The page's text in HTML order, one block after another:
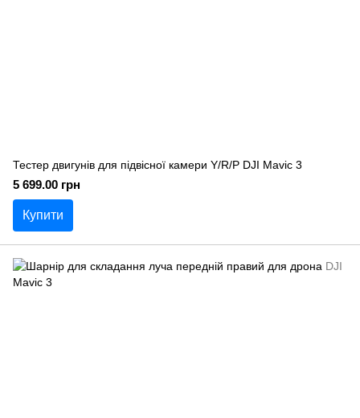
Тестер двигунів для підвісної камери Y/R/P DJI Mavic 3
5 699.00 грн
Купити